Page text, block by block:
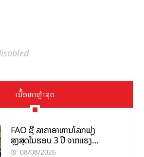
ເນື້ອຫາຫຼ້າສຸດ
FAO ຊີ້ ລາຄາອາຫານໂລກພຸ່ງ
ສູງສຸດໃນຮອບ 3 ປີ ຈາກແຮງ
ກົດດັນຂອງສົງຄາມ, El nino
08/08/2026